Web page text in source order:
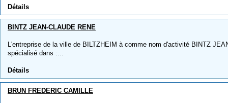
Détails
BINTZ JEAN-CLAUDE RENE
L'entreprise de la ville de BILTZHEIM à comme nom d'activité BINTZ
spécialisé dans :...
Détails
BRUN FREDERIC CAMILLE